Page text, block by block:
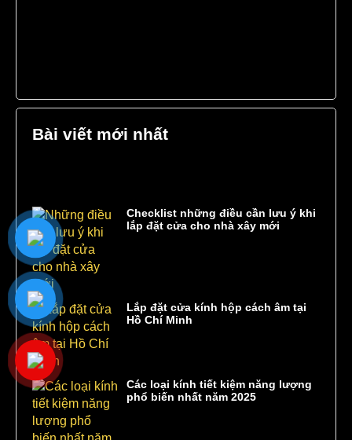
Bài viết mới nhất
Checklist những điều cần lưu ý khi
lắp đặt cửa cho nhà xây mới
Lắp đặt cửa kính hộp cách âm tại
Hồ Chí Minh
Các loại kính tiết kiệm năng lượng
phổ biến nhất năm 2025